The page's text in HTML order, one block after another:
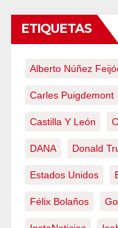
ETIQUETAS
Alberto Núñez
Carles Puigdemont
Castilla Y León
DANA Donald
Estados Unidos
Félix Bolaños